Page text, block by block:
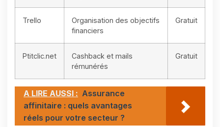
Trello
Organisation des objectifs
financiers
Gratuit
Ptitclic.net
Cashback et mails
rémunérés
Gratuit
A LIRE AUSSI : Assurance
affinitaire : quels avantages
réels pour votre secteur ?